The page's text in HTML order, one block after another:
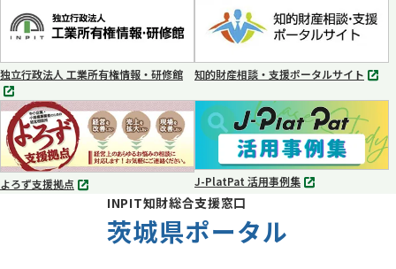
ブ
で
く
ブ
で
開
く
独立行政法人 工業所有権情報・研修館
別
タ
ブ
で
知的財産相談・支援ポータルサイト
別
タ
開
く
よろず支援拠点
別
J-PlatPat 活用事例集
別
INPIT知財総合支援窓口
茨城県ポータル